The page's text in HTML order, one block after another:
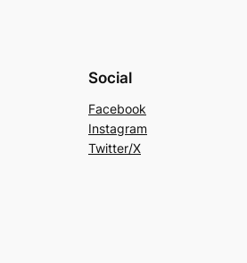
Social
Facebook
Instagram
Twitter/X